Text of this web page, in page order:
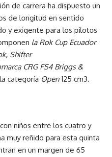
de carrera ha dispuesto un
de longitud en sentido
y exigente para los pilotos
la Rok Cup Ecuador
Shifter
CRG FS4 Briggs &
categoría Open 125 cm3.
niños entre los cuatro y
muy reñido para esta quinta
en un margen de 65